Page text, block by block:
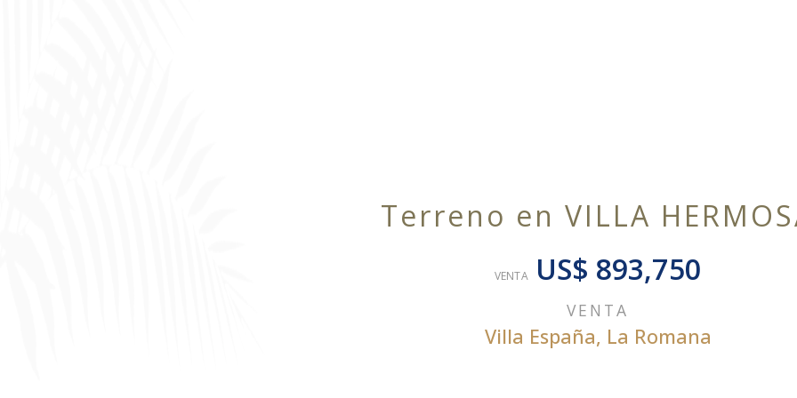
Terreno en VILLA
VENTA US$ 893,750
VENTA
Villa España, La Romana